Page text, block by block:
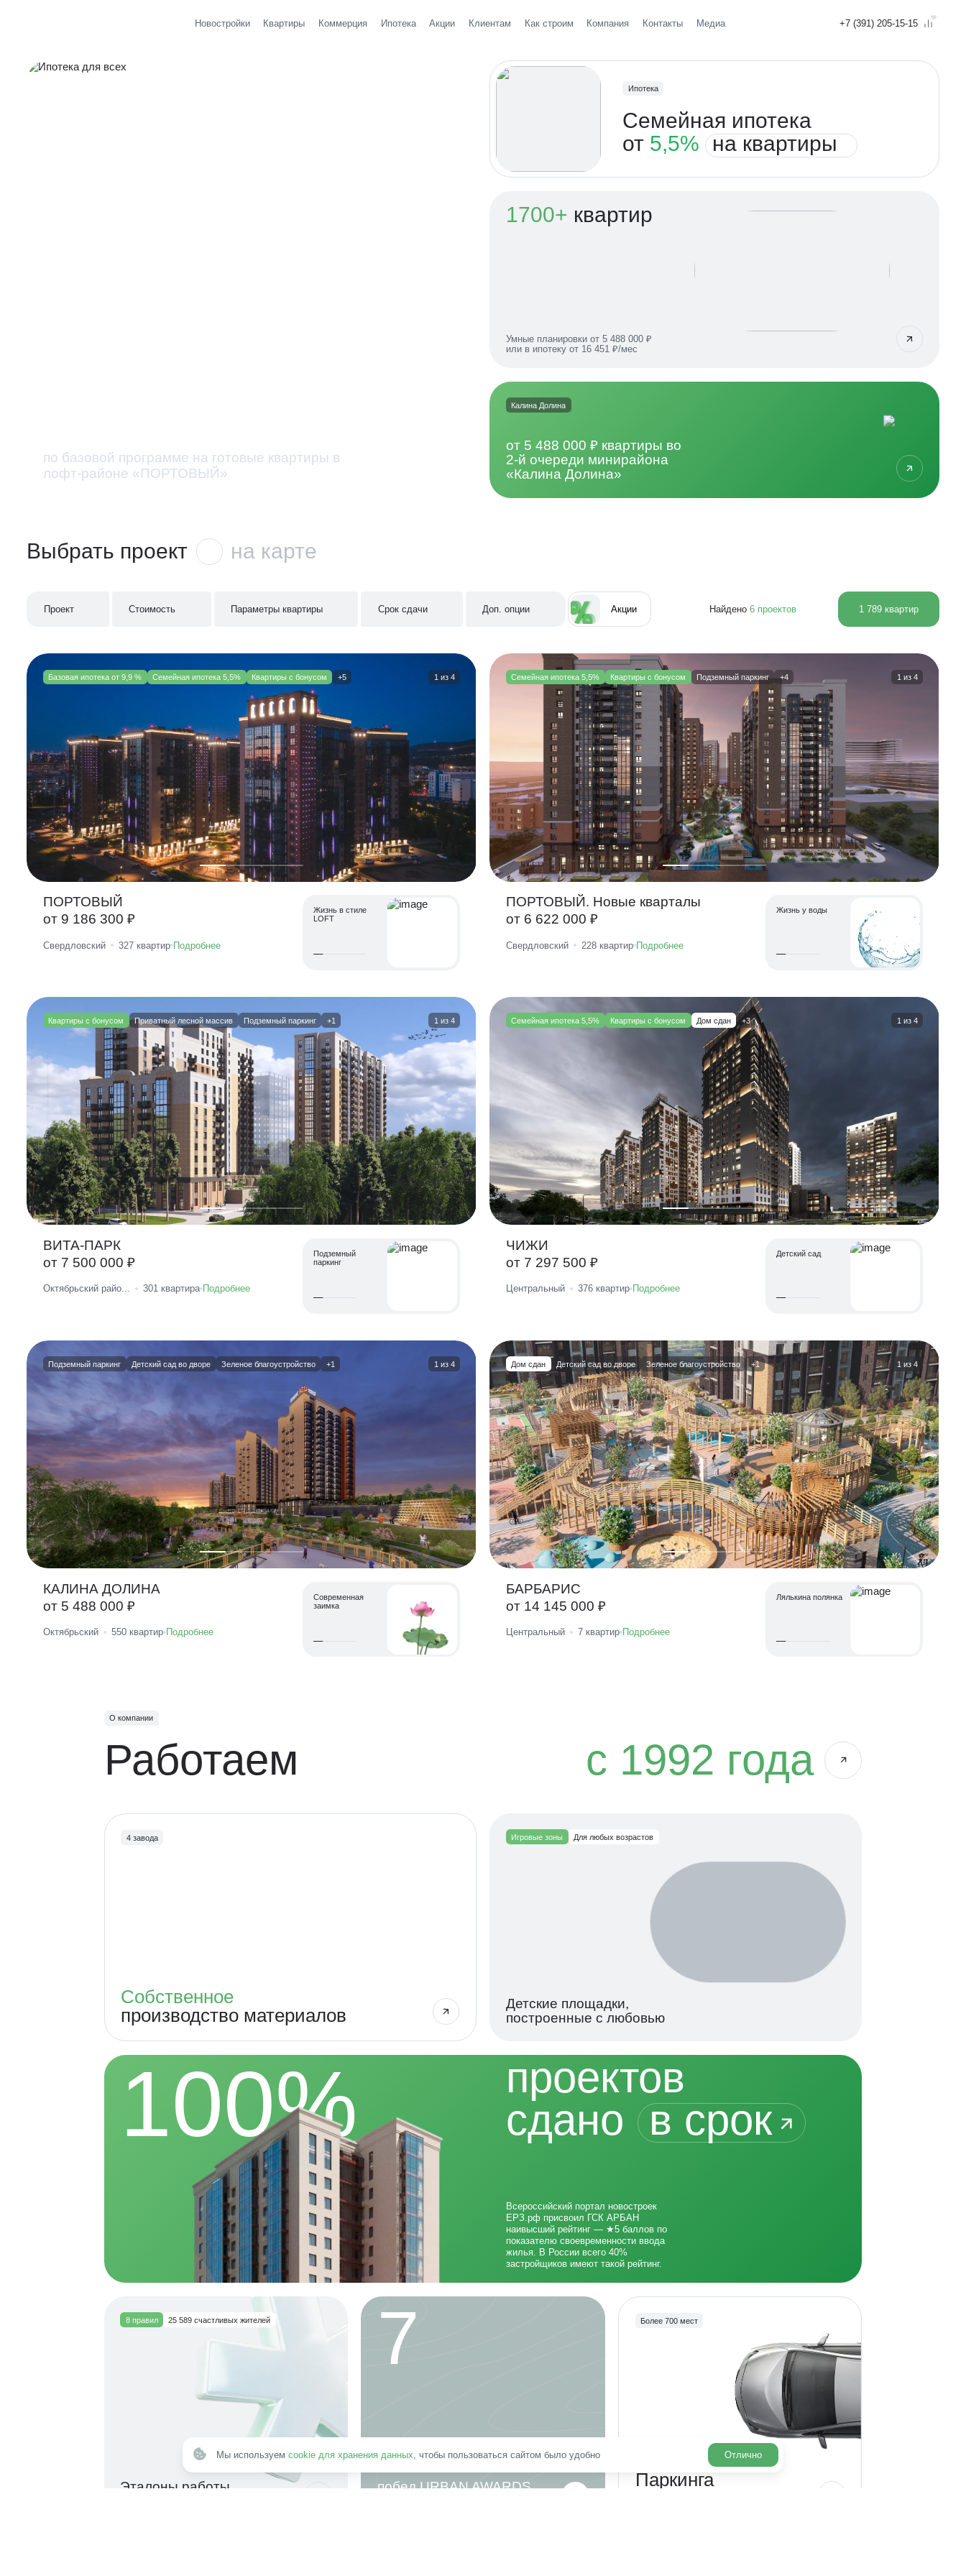
Новостройки Квартиры Коммерция Ипотека Акции Клиентам Как строим Компания Контакты Медиа +7 (391) 205-15-15
по базовой программе на готовые квартиры в
лофт-районе «ПОРТОВЫЙ»
Ипотека
Семейная ипотека
от 5,5% на квартиры
1700+ квартир
Умные планировки от 5 488 000 ₽
или в ипотеку от 16 451 ₽/мес
Калина Долина
от 5 488 000 ₽ квартиры во
2-й очереди минирайона
«Калина Долина»
Выбрать проект на карте
Проект Стоимость Параметры квартиры Срок сдачи Доп. опции Акции Найдено 6 проектов 1 789квартир
1 из 4
Базовая ипотека от 9,9 % Семейная ипотека 5,5% Квартиры с бонусом +5
ПОРТОВЫЙ
от 9 186 300 ₽
Свердловский 327 квартир Подробнее
Жизнь в стиле
LOFT
1 из 4
Семейная ипотека 5,5% Квартиры с бонусом Подземный паркинг +4
ПОРТОВЫЙ. Новые кварталы
от 6 622 000 ₽
Свердловский 228 квартир Подробнее
Жизнь у воды
1 из 4
Квартиры с бонусом Приватный лесной массив Подземный паркинг +1
ВИТА-ПАРК
от 7 500 000 ₽
Октябрьский райо... 301 квартира Подробнее
Подземный
паркинг
1 из 4
Семейная ипотека 5,5% Квартиры с бонусом Дом сдан +3
ЧИЖИ
от 7 297 500 ₽
Центральный 376 квартир Подробнее
Детский сад
1 из 4
Подземный паркинг Детский сад во дворе Зеленое благоустройство +1
КАЛИНА ДОЛИНА
от 5 488 000 ₽
Октябрьский 550 квартир Подробнее
Современная
заимка
1 из 4
Дом сдан Детский сад во дворе Зеленое благоустройство +1
БАРБАРИС
от 14 145 000 ₽
Центральный 7 квартир Подробнее
Лялькина полянка
О компании
Работаем c 1992 года
4 завода
Собственное
производство материалов
Игровые зоны Для любых возрастов
Детские площадки,
построенные с любовью
100%
проектов
сдано в срок
Всероссийский портал новостроек
ЕРЗ.рф присвоил ГСК АРБАН
наивысший рейтинг — ★5 баллов по
показателю своевременности ввода
жилья. В России всего 40%
застройщиков имеют такой рейтинг.
8 правил 25 589 счастливых жителей
Эталоны работы
7
побед URBAN AWARDS
Более 700 мест
Паркинга
Мы используем cookie для хранения данных , чтобы пользоваться сайтом было удобно Отлично